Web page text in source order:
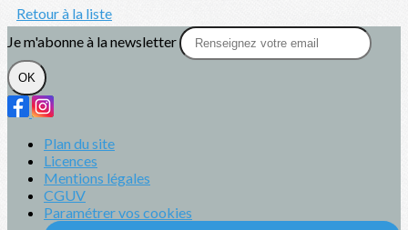
Retour à la liste
Je m'abonne à la newsletter
OK
Plan du site
Licences
Mentions légales
CGUV
Paramétrer vos cookies